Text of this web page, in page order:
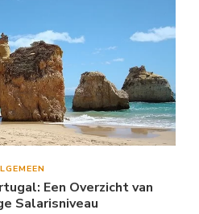
Een Overzicht van
Salarisniveau